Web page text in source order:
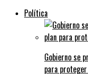
Política
Gobierno se
para